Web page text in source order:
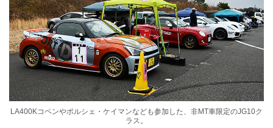
LA400Kコペンやポルシェ・ケイマンなども参加した、非MT車限定のJG10ク
ラス。